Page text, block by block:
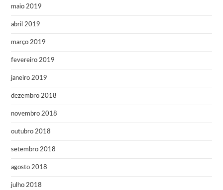
maio 2019
abril 2019
março 2019
fevereiro 2019
janeiro 2019
dezembro 2018
novembro 2018
outubro 2018
setembro 2018
agosto 2018
julho 2018